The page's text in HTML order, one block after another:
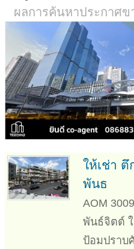
ผลการค้นหาประกาศ
ให้เช่า
พันธ
AOM
พันธ์จิตต์
ป้อมปราบ